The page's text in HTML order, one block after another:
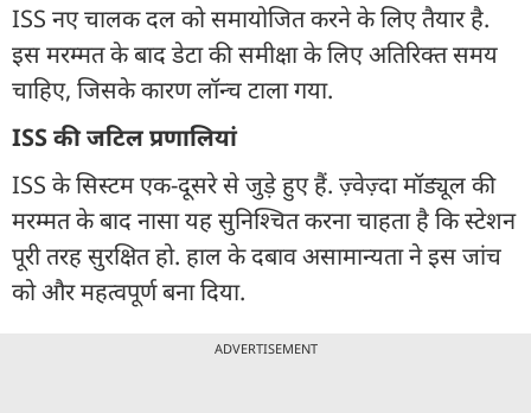
ISS नए चालक दल को समायोजित करने के लिए तैयार है.
इस मरम्मत के बाद डेटा की समीक्षा के लिए अतिरिक्त समय
चाहिए, जिसके कारण लॉन्च टाला गया.
ISS की जटिल प्रणालियां
ISS के सिस्टम एक-दूसरे से जुड़े हुए हैं. ज़्वेज़्दा मॉड्यूल की
मरम्मत के बाद नासा यह सुनिश्चित करना चाहता है कि स्टेशन
पूरी तरह सुरक्षित हो. हाल के दबाव असामान्यता ने इस जांच
को और महत्वपूर्ण बना दिया.
ADVERTISEMENT